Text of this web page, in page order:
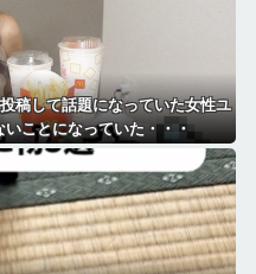
稿して話題になっていた女性ユ
ことになっていた・・・